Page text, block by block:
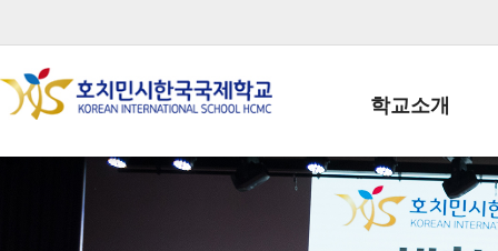
학교소개
학교장인사말
학생회장인사말